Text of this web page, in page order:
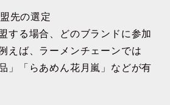
先の選定
する場合、どのブランドに参加
えば、ラーメンチェーンでは
」「らあめん花月嵐」などが有